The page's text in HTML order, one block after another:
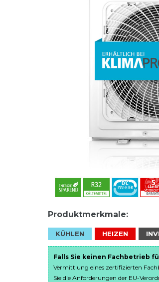
Produktmerkmale:
KÜHLEN HEIZEN
Falls Sie keinen Fachbetrieb
Vermittlung eines zertifizierten
Sie die Anforderungen der EU-